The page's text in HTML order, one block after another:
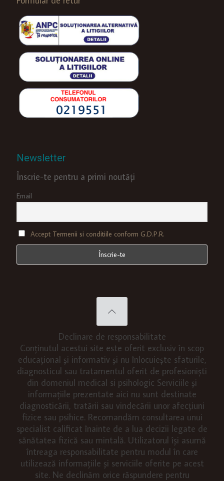
Newsletter
Înscrie-te pentru a primi noutăți
Email
Accept Termenii si conditiile conform G.D.P.R.
Declinare de responsabilitate
Conținutul acestui site este oferit exclusiv în scop
educațional și informativ și nu înlocuiește sfaturile,
diagnosticul sau tratamentul oferit de profesioniști
din domeniul medical si psihologic Serviciile și
informațiile prezentate aici nu sunt destinate
diagnosticării, tratării sau vindecării unor afecțiuni
fizice sau psihice. Recomandăm consultarea unui
specialist calificat înainte de a lua decizii legate de
sănătatea fizică sau mintală. Utilizatorul își asumă
întreaga responsabilitate pentru modul în care
utilizează informațiile și serviciile oferite pe acest
site. Ne declinăm orice răspundere pentru